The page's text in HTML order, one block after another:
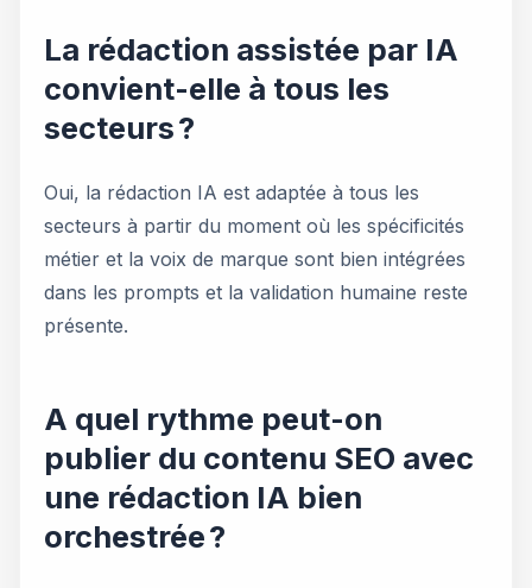
La rédaction assistée par IA
convient-elle à tous les
secteurs ?
Oui, la rédaction IA est adaptée à tous les
secteurs à partir du moment où les spécificités
métier et la voix de marque sont bien intégrées
dans les prompts et la validation humaine reste
présente.
A quel rythme peut-on
publier du contenu SEO avec
une rédaction IA bien
orchestrée ?